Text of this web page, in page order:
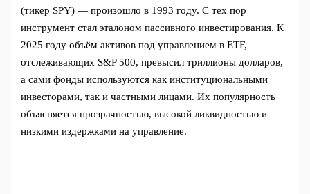
(тикер SPY) — произошло в 1993 году. С тех пор
инструмент стал эталоном пассивного инвестирования. К
2025 году объём активов под управлением в ETF,
отслеживающих S&P 500, превысил триллионы долларов,
а сами фонды используются как институциональными
инвесторами, так и частными лицами. Их популярность
объясняется прозрачностью, высокой ликвидностью и
низкими издержками на управление.